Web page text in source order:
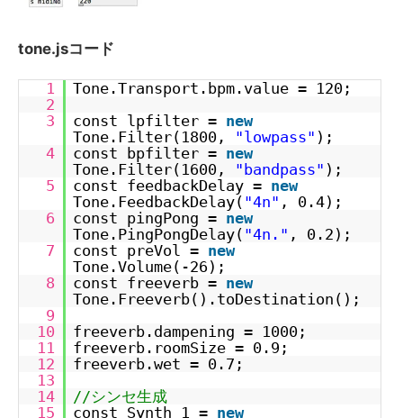
tone.jsコード
1
Tone.Transport.bpm.value = 120;
2
3
const lpfilter = new
Tone.Filter(1800, "lowpass" );
4
const bpfilter = new
Tone.Filter(1600, "bandpass" );
5
const feedbackDelay = new
Tone.FeedbackDelay( "4n" , 0.4);
6
const pingPong = new
Tone.PingPongDelay( "4n." , 0.2);
7
const preVol = new
Tone.Volume(-26);
8
const freeverb = new
Tone.Freeverb().toDestination();
9
10
freeverb.dampening = 1000;
11
freeverb.roomSize = 0.9;
12
freeverb.wet = 0.7;
13
14
//シンセ生成
15
const Synth_1 = new